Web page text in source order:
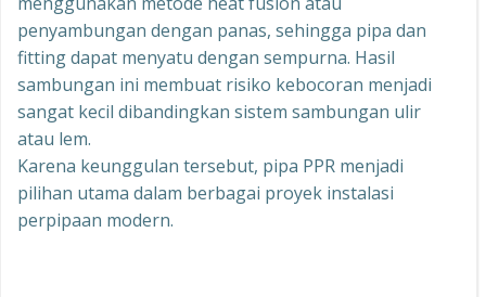
penyambungan dengan panas, sehingga pipa dan
fitting dapat menyatu dengan sempurna. Hasil
sambungan ini membuat risiko kebocoran menjadi
sangat kecil dibandingkan sistem sambungan ulir
atau lem.
Karena keunggulan tersebut, pipa PPR menjadi
pilihan utama dalam berbagai proyek instalasi
perpipaan modern.